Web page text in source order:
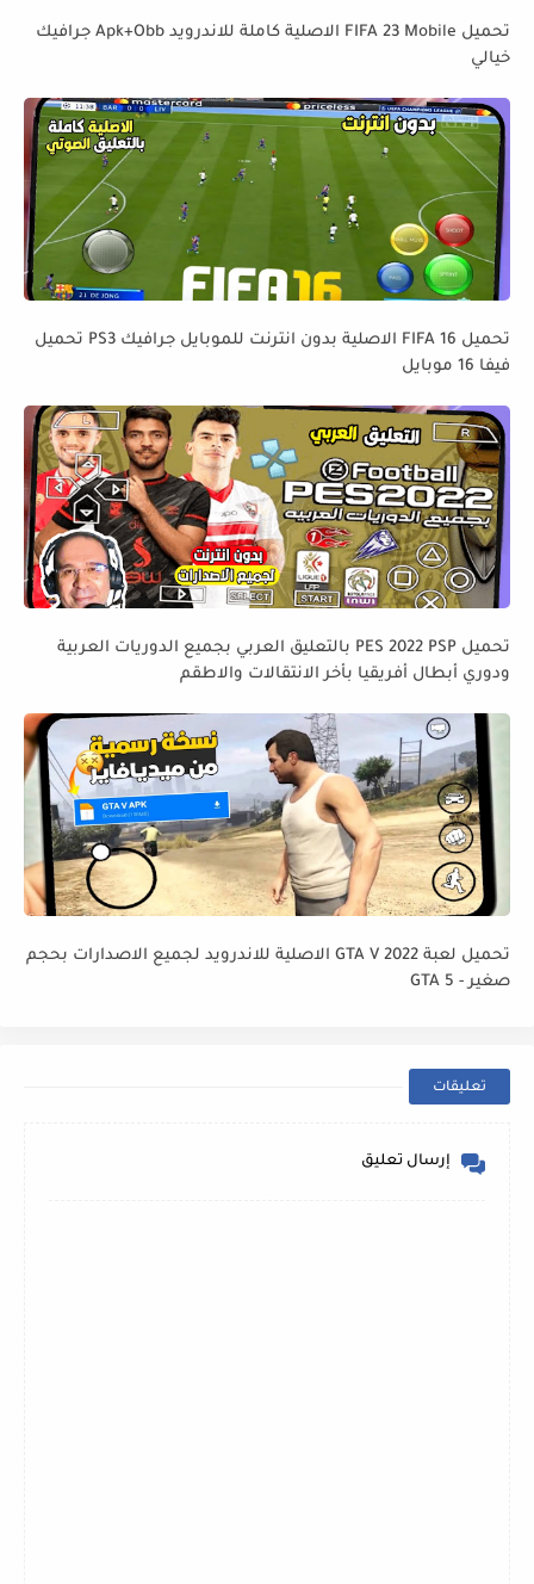
تحميل FIFA 23 Mobile الاصلية كاملة للاندرويد Apk+Obb جرافيك
خيالي
تحميل FIFA 16 الاصلية بدون انترنت للموبايل جرافيك PS3 تحميل
فيفا 16 موبايل
تحميل PES 2022 PSP بالتعليق العربي بجميع الدوريات العربية
ودوري أبطال أفريقيا بأخر الانتقالات والاطقم
تحميل لعبة GTA V 2022 الاصلية للاندرويد لجميع الاصدارات بحجم
صغير - GTA 5
تعليقات
إرسال تعليق